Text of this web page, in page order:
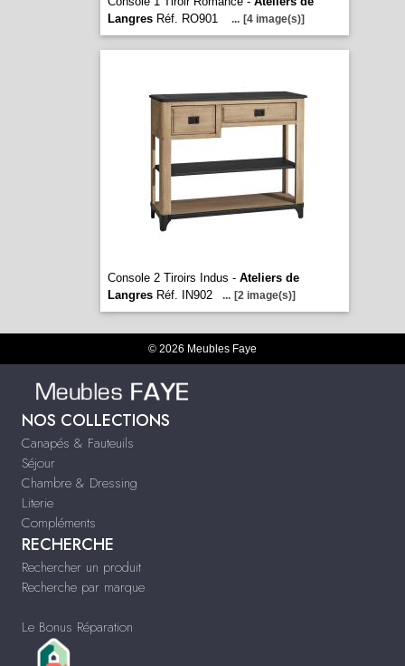
LangresRéf. RO901 ... [4 image(s)]
Console 2 Tiroirs Indus - Ateliers de
LangresRéf. IN902 ... [2 image(s)]
© 2026 Meubles Faye
NOS COLLECTIONS
Canapés & Fauteuils
Séjour
Chambre & Dressing
Literie
Compléments
RECHERCHE
Rechercher un produit
Recherche par marque
Le Bonus Réparation